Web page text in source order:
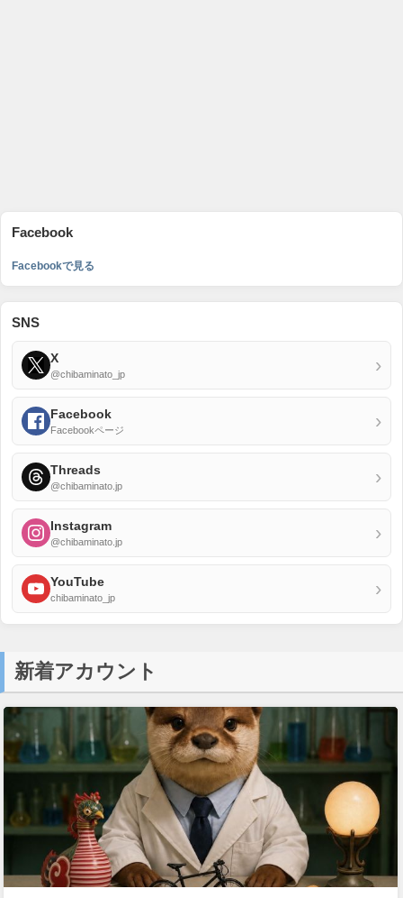
Facebook
Facebookで見る
SNS
X
@chibaminato_jp ›
Facebook
Facebookページ ›
Threads
@chibaminato.jp ›
Instagram
@chibaminato.jp ›
YouTube
chibaminato_jp ›
新着アカウント